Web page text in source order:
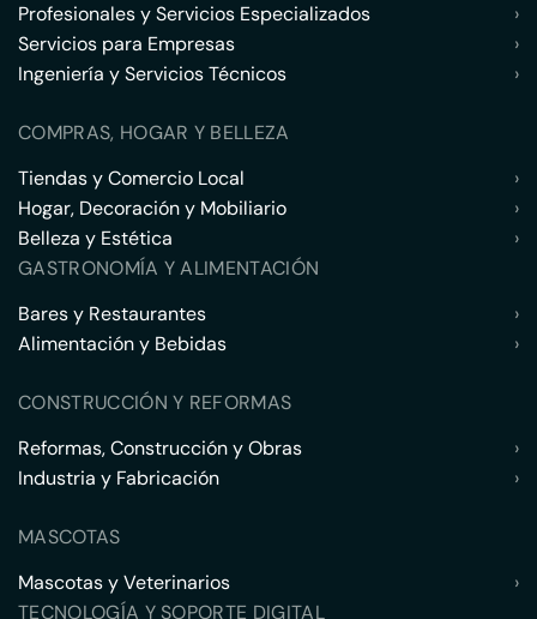
Profesionales y Servicios Especializados
›
Servicios para Empresas
›
Ingeniería y Servicios Técnicos
›
COMPRAS, HOGAR Y BELLEZA
Tiendas y Comercio Local
›
Hogar, Decoración y Mobiliario
›
Belleza y Estética
›
GASTRONOMÍA Y ALIMENTACIÓN
Bares y Restaurantes
›
Alimentación y Bebidas
›
CONSTRUCCIÓN Y REFORMAS
Reformas, Construcción y Obras
›
Industria y Fabricación
›
MASCOTAS
Mascotas y Veterinarios
›
TECNOLOGÍA Y SOPORTE DIGITAL